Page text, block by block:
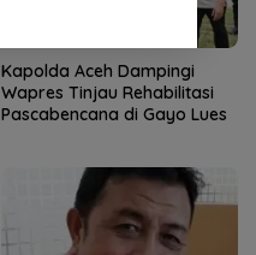
Kapolda Aceh Dampingi
Wapres Tinjau Rehabilitasi
Pascabencana di Gayo Lues